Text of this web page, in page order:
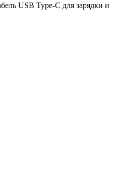
USB Type-C для зарядки и